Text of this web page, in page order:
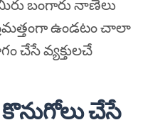
బంగారు నాణేలు
ఉండటం చాలా
చేసే వ్యక్తులచే
చేసే